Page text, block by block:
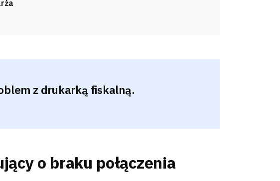
z drukarką fiskalną.
o braku połączenia